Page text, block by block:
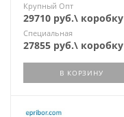
Крупный Опт
29710 руб.\ коробку
Специальная
27855 руб.\ коробку
В КОРЗИНУ